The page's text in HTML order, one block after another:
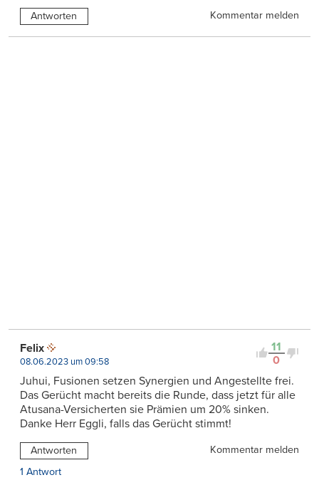
Antworten Kommentar melden
11
0
Felix
08.06.2023 um 09:58
Juhui, Fusionen setzen Synergien und Angestellte frei.
Das Gerücht macht bereits die Runde, dass jetzt für alle
Atusana-Versicherten sie Prämien um 20% sinken.
Danke Herr Eggli, falls das Gerücht stimmt!
Antworten
Kommentar melden
1 Antwort